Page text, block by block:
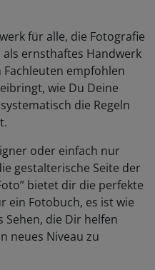
für alle, die Fotografie
ernsthaftes Handwerk
empfohlen
wie Du Deine
die Regeln
oder einfach nur
gestalterische Seite der
bietet dir die perfekte
ein Fotobuch, es ist wie
Sehen, die Dir helfen
neues Niveau zu